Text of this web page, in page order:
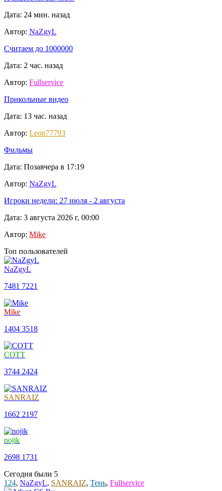
Дата: 24 мин. назад
Автор: NaZgyL
Считаем до 1000000
Дата: 2 час. назад
Автор: Fullservice
Прикольные видео
Дата: 13 час. назад
Автор: Leon77793
Фильмы
Дата: Позавчера в 17:19
Автор: NaZgyL
Игроки недели: 27 июля - 2 августа
Дата: 3 августа 2026 г, 00:00
Автор: Mike
Топ пользователей
NaZgyL
7481 7221
Mike
1404 3518
COTT
3744 2424
SANRAIZ
1662 2197
nojik
2698 1731
Сегодня были 5
124, NaZgyL, SANRAIZ, Тень, Fullservice